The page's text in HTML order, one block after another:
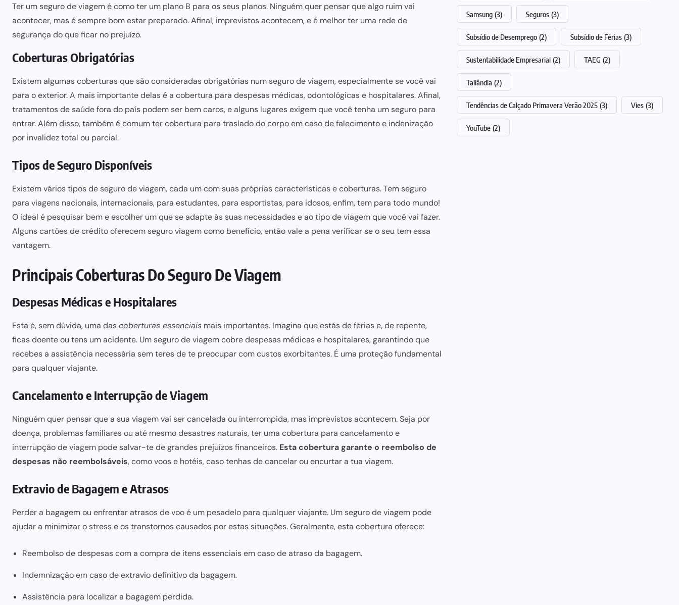
Ter um seguro de viagem é como ter um plano B para os seus planos. Ninguém quer pensar que algo ruim vai
acontecer, mas é sempre bom estar preparado. Afinal, imprevistos acontecem, e é melhor ter uma rede de
segurança do que ficar no prejuízo.
Coberturas Obrigatórias
Existem algumas coberturas que são consideradas obrigatórias num seguro de viagem, especialmente se você vai
para o exterior. A mais importante delas é a cobertura para despesas médicas, odontológicas e hospitalares. Afinal,
tratamentos de saúde fora do país podem ser bem caros, e alguns lugares exigem que você tenha umseguro para
entrar. Além disso, também é comum ter cobertura para traslado do corpoem caso de falecimento e indenização
por invalidez total ou parcial.
Tipos de Seguro Disponíveis
Existem vários tipos de seguro de viagem, cada um com suas próprias características e coberturas. Tem seguro
para viagens nacionais, internacionais, para estudantes, para esportistas, para idosos, enfim, tem para todo mundo!
O ideal é pesquisar bem e escolher um que se adapte às suas necessidades e ao tipo de viagem que você vai fazer.
Alguns cartões de crédito oferecemseguro viagemcomo benefício, então vale a pena verificar se o seu tem essa
vantagem.
Principais Coberturas Do Seguro De Viagem
Despesas Médicas e Hospitalares
Esta é, sem dúvida, uma dascoberturas essenciais mais importantes. Imagina que estás de férias e, de repente,
ficas doente ou tens um acidente. Um seguro de viagem cobre despesas médicas e hospitalares, garantindo que
recebes a assistência necessária sem teres de te preocupar com custos exorbitantes. É uma proteção fundamental
para qualquer viajante.
Cancelamento e Interrupção de Viagem
Ninguém quer pensar que a sua viagem vai ser cancelada ou interrompida, mas imprevistos acontecem. Seja por
doença, problemas familiares ou até mesmo desastres naturais, ter uma cobertura para cancelamento e
interrupção de viagem pode salvar-te de grandes prejuízos financeiros. Esta cobertura garante o reembolso de
despesas não reembolsáveis, como voos e hotéis, caso tenhas de cancelar ou encurtar a tua viagem.
Extravio de Bagagem e Atrasos
Perder a bagagem ou enfrentar atrasos de voo é um pesadelo para qualquer viajante. Um seguro de viagem pode
ajudar a minimizar o stress e os transtornos causados por estas situações. Geralmente, esta cobertura oferece:
Reembolso de despesas com a compra de itens essenciais em caso de atraso da bagagem.
Indemnização em caso de extravio definitivo da bagagem.
Assistência para localizar a bagagem perdida.
Samsung (3) Seguros (3)
Subsídio de Desemprego (2) Subsídio de Férias (3)
Sustentabilidade Empresarial (2) TAEG (2)
Tailândia (2)
Tendências de Calçado Primavera Verão 2025 (3) Vies (3)
YouTube (2)